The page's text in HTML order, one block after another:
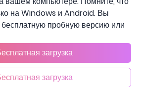
на Windows и Android. Вы
бесплатную пробную версию или
загрузка
загрузка